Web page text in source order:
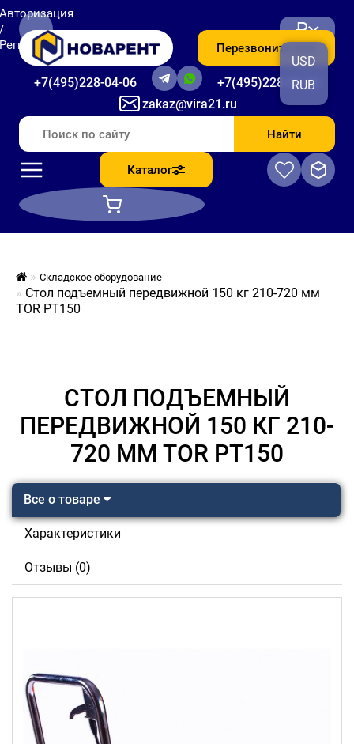
zakaz@vira21.ru
+7(495)228-04-06 +7(495)228-06-56
Перезвоните мне
₽
USD
RUB
Найти
Каталог
Складское оборудование
Стол подъемный передвижной 150 кг 210-720 мм
TOR PT150
СТОЛ ПОДЪЕМНЫЙ
ПЕРЕДВИЖНОЙ 150 КГ 210-
720 ММ TOR PT150
Все о товаре
Характеристики
Отзывы (0)